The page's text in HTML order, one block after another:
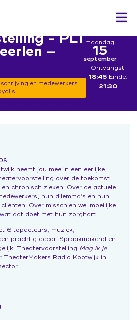
inzetbaarheid
leidinggevenden
ertoe'
werk'
de film
morgen (publiekscampagne)
19 november 2026
- PLT
—
en medewerkers
maandag
15
september
Ontvangst:
18:45 Einde:
21:30
neemt jou mee in een eerlijke,
over de toekomst
chronisch zieken. Over de actuele
hun dilemma’s en hun
Over misschien wel moeilijke
dat doet met hun zorghart.
6 topacteurs, muziek,
prachtig decor. Spraakmakend en
Theatervoorstelling Mag ik je
Radio Kootwijk in